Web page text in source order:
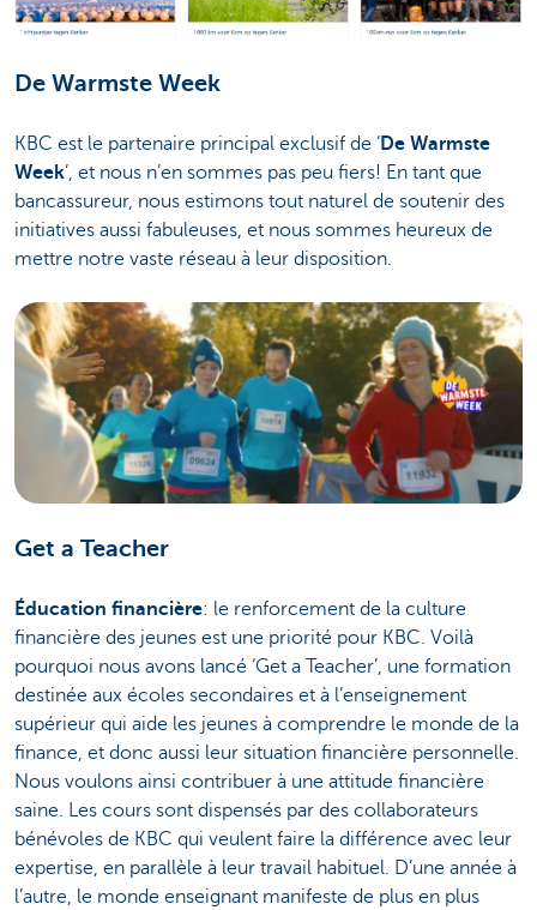
De Warmste Week
KBC est le partenaire principal exclusif de ‘De Warmste
Week’, et nous n’en sommes pas peu fiers! En tant que
bancassureur, nous estimons tout naturel de soutenir des
initiatives aussi fabuleuses, et nous sommes heureux de
mettre notre vaste réseau à leur disposition.
Get a Teacher
Éducation financière: le renforcement de la culture
financière des jeunes est une priorité pour KBC. Voilà
pourquoi nous avons lancé ‘Get a Teacher’, une formation
destinée aux écoles secondaires et à l’enseignement
supérieur qui aide les jeunes à comprendre le monde de la
finance, et donc aussi leur situation financière personnelle.
Nous voulons ainsi contribuer à une attitude financière
saine. Les cours sont dispensés par des collaborateurs
bénévoles de KBC qui veulent faire la différence avec leur
expertise, en parallèle à leur travail habituel. D’une année à
l’autre, le monde enseignant manifeste de plus en plus